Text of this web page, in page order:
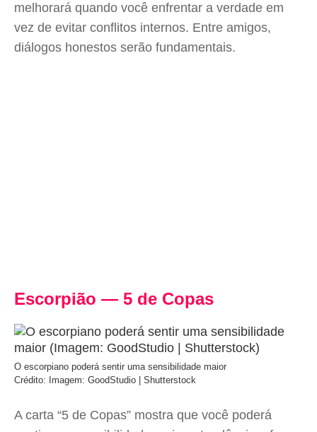
melhorará quando você enfrentar a verdade em
vez de evitar conflitos internos. Entre amigos,
diálogos honestos serão fundamentais.
Escorpião — 5 de Copas
O escorpiano poderá sentir uma sensibilidade maior
Crédito: Imagem: GoodStudio | Shutterstock
A carta “5 de Copas” mostra que você poderá